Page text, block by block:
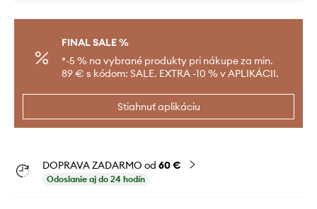
FINAL SALE %
*-5 % na vybrané produkty pri nákupe za min.
89 € s kódom: SALE. EXTRA -10 % v APLIKÁCII.
Stiahnuť aplikáciu
DOPRAVA ZADARMO od 60 €
Odoslanie aj do 24 hodín